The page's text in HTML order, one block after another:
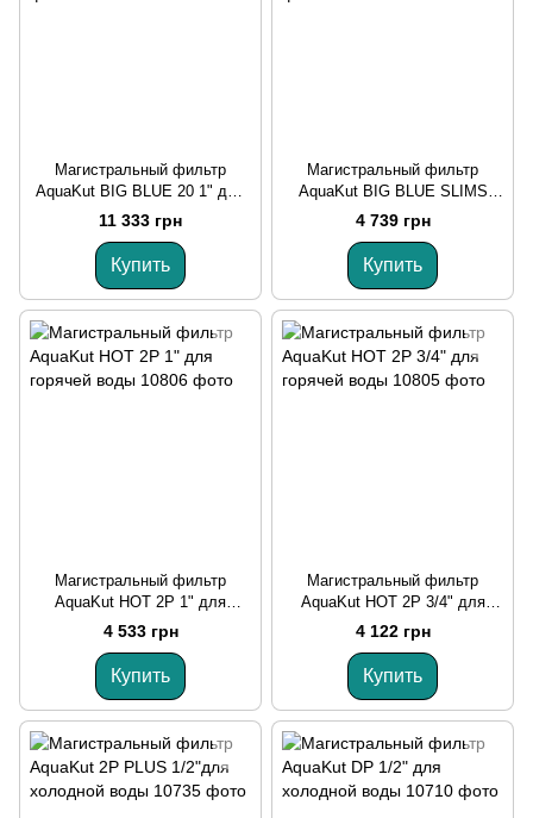
Магистральный фильтр
AquaKut BIG BLUE 20 1" для
горячей воды
11 333 грн
Купить
Магистральный фильтр
AquaKut BIG BLUE SLIMS
1"для горячей воды
4 739 грн
Купить
Магистральный фильтр
AquaKut HOT 2P 1" для
горячей воды
4 533 грн
Купить
Магистральный фильтр
AquaKut HOT 2P 3/4" для
горячей воды
4 122 грн
Купить